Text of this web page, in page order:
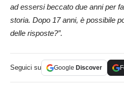
ad essersi beccato due anni per
storia. Dopo 17 anni, è possibile
delle risposte?”.
Seguici su Google Discover